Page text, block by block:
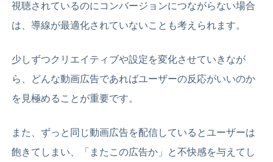
視聴されているのにコンバージョンにつながらない場合
は、導線が最適化されていないことも考えられます。
少しずつクリエイティブや設定を変化させていきなが
ら、どんな動画広告であればユーザーの反応がいいのか
を見極めることが重要です。
また、ずっと同じ動画広告を配信しているとユーザーは
飽きてしまい、「またこの広告か」と不快感を与えてし